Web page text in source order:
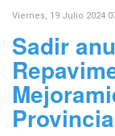
Viernes, 19 Julio 2024
Sadir